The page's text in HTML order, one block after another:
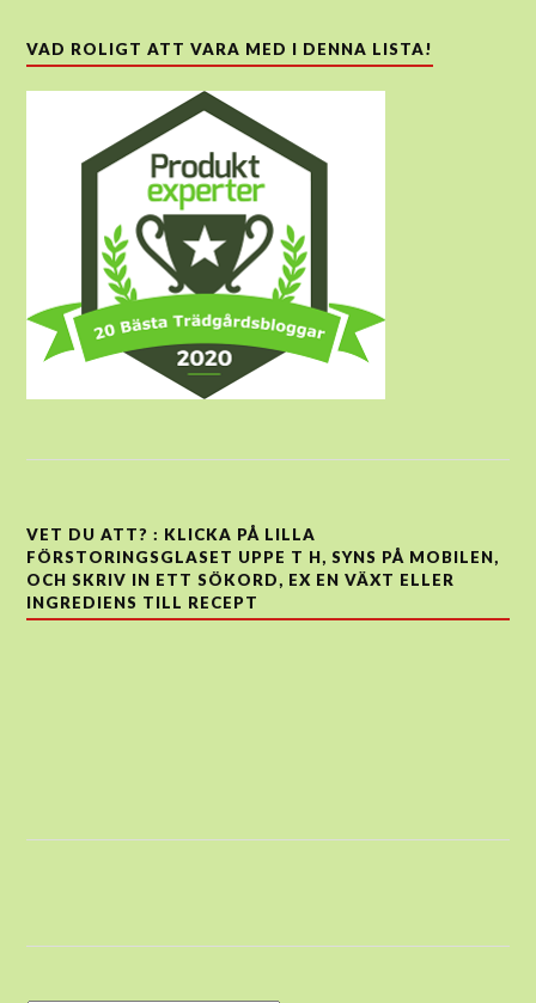
VAD ROLIGT ATT VARA MED I DENNA LISTA!
VET DU ATT? : KLICKA PÅ LILLA
FÖRSTORINGSGLASET UPPE T H, SYNS PÅ MOBILEN,
OCH SKRIV IN ETT SÖKORD, EX EN VÄXT ELLER
INGREDIENS TILL RECEPT